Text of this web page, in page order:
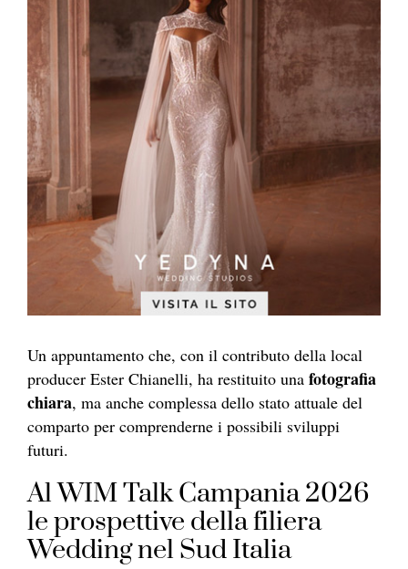
Un appuntamento che, con il contributo della local
producer Ester Chianelli, ha restituito una fotografia
chiara, ma anche complessa dello stato attuale del
comparto per comprenderne i possibili sviluppi
futuri.
Al WIM Talk Campania 2026
le prospettive della filiera
Wedding nel Sud Italia